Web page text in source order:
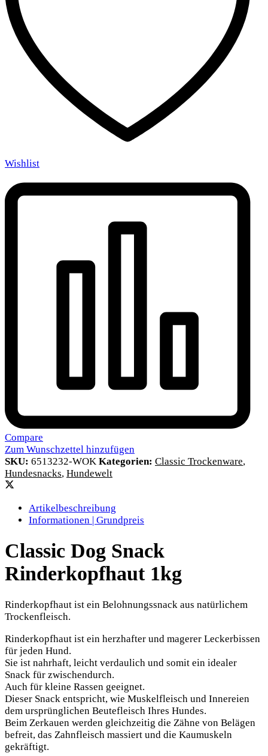
Wishlist
Compare
Zum Wunschzettel hinzufügen
SKU: 6513232-WOK Kategorien: Classic Trockenware,
Hundesnacks, Hundewelt
Artikelbeschreibung
Informationen | Grundpreis
Classic Dog Snack
Rinderkopfhaut 1kg
Rinderkopfhaut ist ein Belohnungssnack aus natürlichem
Trockenfleisch.
Rinderkopfhaut ist ein herzhafter und magerer Leckerbissen
für jeden Hund.
Sie ist nahrhaft, leicht verdaulich und somit ein idealer
Snack für zwischendurch.
Auch für kleine Rassen geeignet.
Dieser Snack entspricht, wie Muskelfleisch und Innereien
dem ursprünglichen Beutefleisch Ihres Hundes.
Beim Zerkauen werden gleichzeitig die Zähne von Belägen
befreit, das Zahnfleisch massiert und die Kaumuskeln
gekräftigt.